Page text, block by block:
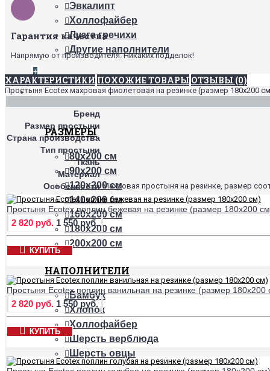
Эвкалипт
Холлофайбер
Лузга гречихи
Другие наполнители
+
НАМАТРАСНИКИ
РАЗМЕРЫ
80х200 см
90х200 см
120х200 см
140х200 см
160х200 см
180х200 см
200х200 см
НАПОЛНИТЕЛИ
Бамбук
Хлопок
Холлофайбер
Шерсть верблюда
Шерсть овцы
Гарантия качества
Напрямую от производителя. Никаких подделок!
ХАРАКТЕРИСТИКИ ПОХОЖИЕ ТОВАРЫ ОТЗЫВЫ (0)
Простыня Ecotex махровая фиолетовая на резинке (размер 180х200
Бренд
Размер простыни
Страна производства
Тип простыни
Ткань
Материал
Особенности Махровая простыня на резинке, размер
Простыня Ecotex поплин бежевая на резинке (размер 180х200
2 820 руб. 1 550 руб.
КУПИТЬ
Простыня Ecotex поплин ванильная на резинке (размер 180х200
2 820 руб. 1 550 руб.
КУПИТЬ